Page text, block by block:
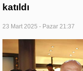
katıldı
23 Mart 2025 - Pazar 21:37